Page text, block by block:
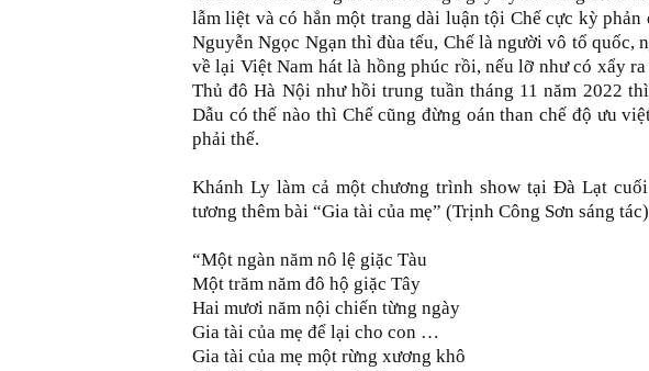
lẫm liệt và có hẳn một trang dài luận tội Chế cực kỳ
Nguyễn Ngọc Ngạn thì đùa tếu, Chế là người vô tổ quốc,
về lại Việt Nam hát là hồng phúc rồi, nếu lỡ như có xẩy
Thủ đô Hà Nội như hồi trung tuần tháng 11 năm 2022
Dẫu có thế nào thì Chế cũng đừng oán than chế độ ưu
phải thế.
Khánh Ly làm cả một chương trình show tại Đà Lạt
tương thêm bài “Gia tài của mẹ” (Trịnh Công Sơn sáng
“Một ngàn năm nô lệ giặc Tàu
Một trăm năm đô hộ giặc Tâу
Hai mươi năm nội chiến từng ngàу
Gia tài của mẹ để lại cho con …
Gia tài của mẹ một rừng xương khô